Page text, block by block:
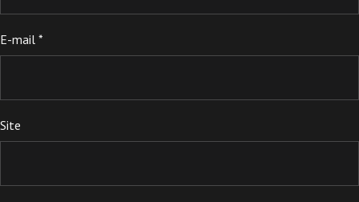
E-mail *
Site